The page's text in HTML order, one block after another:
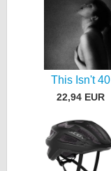
This Isn't 40
22,94 EUR